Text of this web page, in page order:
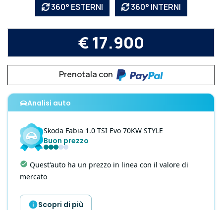
360° ESTERNI
360° INTERNI
€ 17.900
Prenotala con
Analisi auto
Skoda Fabia 1.0 TSI Evo 70KW STYLE
Buon prezzo
Quest'auto ha un prezzo in linea con il valore di
mercato
Scopri di più